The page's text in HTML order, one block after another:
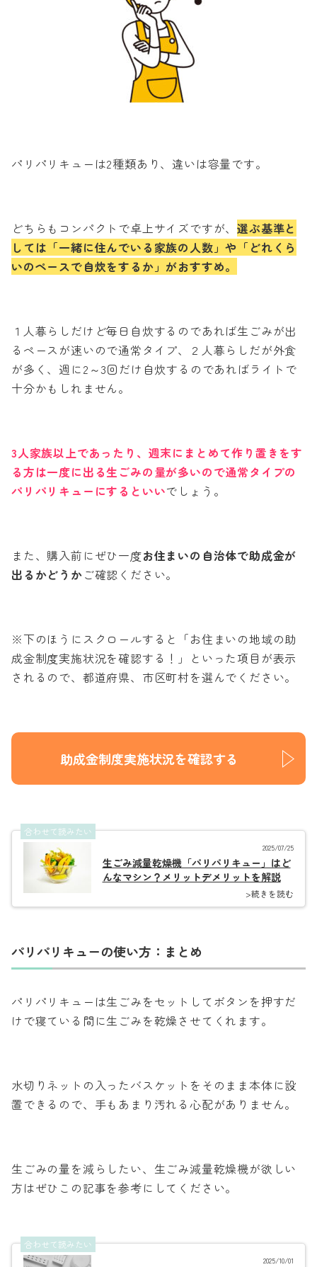
パリパリキューは2種類あり、違いは容量です。
どちらもコンパクトで卓上サイズですが、選ぶ基準と
しては「一緒に住んでいる家族の人数」や「どれくら
いのペースで自炊をするか」がおすすめ。
１人暮らしだけど毎日自炊するのであれば生ごみが出
るペースが速いので通常タイプ、２人暮らしだが外食
が多く、週に2～3回だけ自炊するのであればライトで
十分かもしれません。
3人家族以上であったり、週末にまとめて作り置きをす
る方は一度に出る生ごみの量が多いので通常タイプの
パリパリキューにするといいでしょう。
また、購入前にぜひ一度お住まいの自治体で助成金が
出るかどうかご確認ください。
※下のほうにスクロールすると「お住まいの地域の助
成金制度実施状況を確認する！」といった項目が表示
されるので、都道府県、市区町村を選んでください。
助成金制度実施状況を確認する
合わせて読みたい
2025/07/25
生ごみ減量乾燥機「パリパリキュー」はど
んなマシン？メリットデメリットを解説
>続きを読む
パリパリキューの使い方：まとめ
パリパリキューは生ごみをセットしてボタンを押すだ
けで寝ている間に生ごみを乾燥させてくれます。
水切りネットの入ったバスケットをそのまま本体に設
置できるので、手もあまり汚れる心配がありません。
生ごみの量を減らしたい、生ごみ減量乾燥機が欲しい
方はぜひこの記事を参考にしてください。
合わせて読みたい
2025/10/01